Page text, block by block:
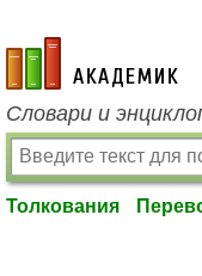
academic.ru
Словари и
Толкования